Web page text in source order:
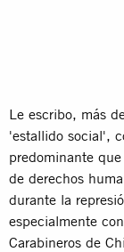
Le escribo, más
'estallido social',
predominante
de derechos
durante la
especialmente
Carabineros de